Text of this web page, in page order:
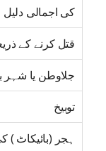
کی اجمالی دلیل
قتل کرنے کے
جلاوطن یا شہر
توبیخ
ہجر (بائیکاٹ )